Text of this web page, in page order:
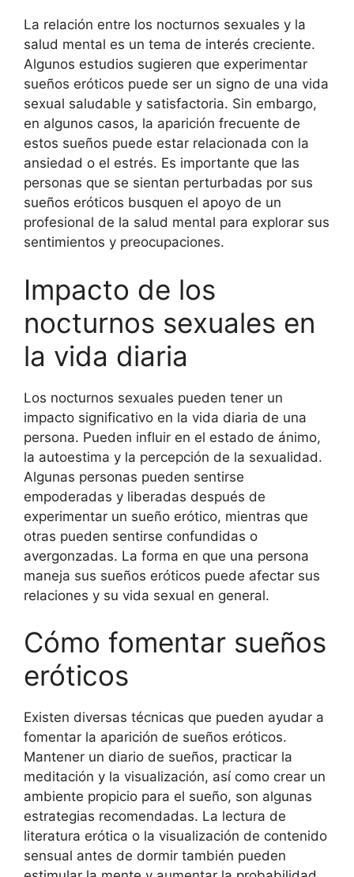
La relación entre los nocturnos sexuales y la
salud mental es un tema de interés creciente.
Algunos estudios sugieren que experimentar
sueños eróticos puede ser un signo de una vida
sexual saludable y satisfactoria. Sin embargo,
en algunos casos, la aparición frecuente de
estos sueños puede estar relacionada con la
ansiedad o el estrés. Es importante que las
personas que se sientan perturbadas por sus
sueños eróticos busquen el apoyo de un
profesional de la salud mental para explorar sus
sentimientos y preocupaciones.
Impacto de los
nocturnos sexuales en
la vida diaria
Los nocturnos sexuales pueden tener un
impacto significativo en la vida diaria de una
persona. Pueden influir en el estado de ánimo,
la autoestima y la percepción de la sexualidad.
Algunas personas pueden sentirse
empoderadas y liberadas después de
experimentar un sueño erótico, mientras que
otras pueden sentirse confundidas o
avergonzadas. La forma en que una persona
maneja sus sueños eróticos puede afectar sus
relaciones y su vida sexual en general.
Cómo fomentar sueños
eróticos
Existen diversas técnicas que pueden ayudar a
fomentar la aparición de sueños eróticos.
Mantener un diario de sueños, practicar la
meditación y la visualización, así como crear un
ambiente propicio para el sueño, son algunas
estrategias recomendadas. La lectura de
literatura erótica o la visualización de contenido
sensual antes de dormir también pueden